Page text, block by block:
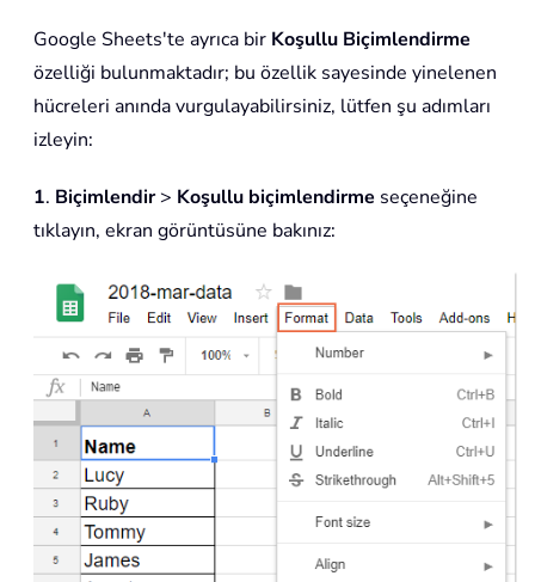
Google Sheets'te ayrıca bir Koşullu Biçimlendirme
özelliği bulunmaktadır; bu özellik sayesinde yinelenen
hücreleri anında vurgulayabilirsiniz, lütfen şu adımları
izleyin:
1. Biçimlendir> Koşullu biçimlendirme seçeneğine
tıklayın, ekran görüntüsüne bakınız: